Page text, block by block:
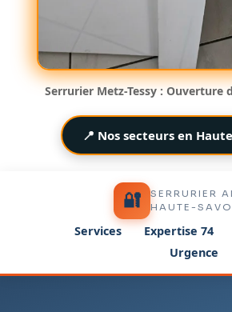
Serrurier Metz-Tessy : Ouverture
📍 Nos secteurs en
🔐
SERRURIER
HAUTE-
Services Expertise 74
Urgence